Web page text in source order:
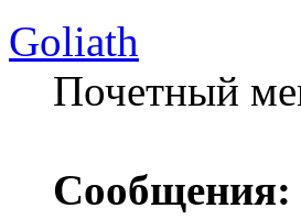
Goliath
Почетный
Сообщения: